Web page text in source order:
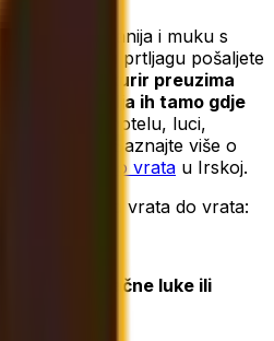
kompanija i muku s
tako da svoju prtljagu pošaljete
kurir preuzima
i dostavlja ih tamo gdje
o stanu, hotelu, luci,
lokaciji. Saznajte više o
od vrata do vrata u Irskoj.
prtljage od vrata do vrata:
torbi kroz zračne luke ili